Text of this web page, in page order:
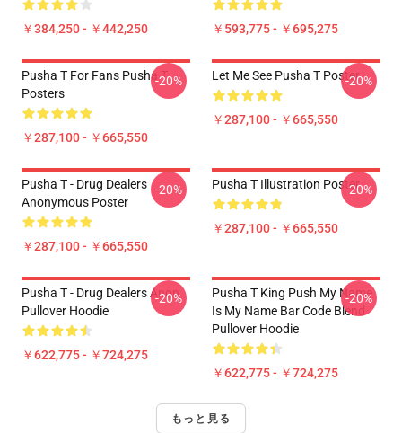
￥384,250 - ￥442,250 ￥593,775 - ￥695,275
Pusha T For Fans Pusha T
Posters
￥287,100 - ￥665,550
-20% Let Me See Pusha T Poster
￥287,100 - ￥665,550
-20%
Pusha T - Drug Dealers
Anonymous Poster
￥287,100 - ￥665,550
-20% Pusha T Illustration Poster
￥287,100 - ￥665,550
-20%
Pusha T - Drug Dealers Anon
Pullover Hoodie
￥622,775 - ￥724,275
-20%
Pusha T King Push My Name
Is My Name Bar Code Blend
Pullover Hoodie
￥622,775 - ￥724,275
-20%
もっと見る